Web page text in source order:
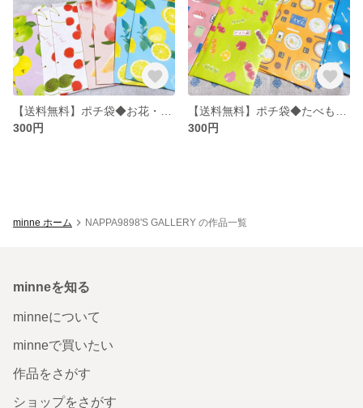
300円
300円
minne ホーム NAPPA9898'S GALLERY の作品一覧
minneを知る
minneについて
minneで買いたい
作品をさがす
ショップをさがす